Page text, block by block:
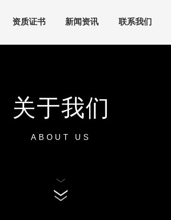
资质证书 新闻资讯 联系我们
关于我们
ABOUT US